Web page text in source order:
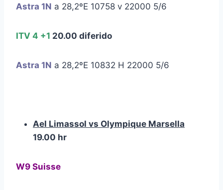
Astra 1N a 28,2ºE 10758 v 22000 5/6
ITV 4 +1 20.00 diferido
Astra 1N a 28,2ºE 10832 H 22000 5/6
Ael Limassol vs Olympique Marsella
19.00 hr
W9 Suisse